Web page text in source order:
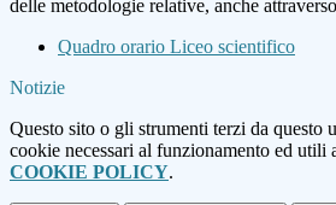
delle metodologie relative, anche
Quadro orario Liceo scientifico
Notizie
Questo sito o gli strumenti terzi da questo
cookie necessari al funzionamento ed utili
COOKIE POLICY.